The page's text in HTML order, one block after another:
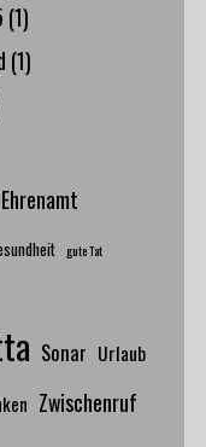
(1)
(1)
Ehrenamt
gute Tat
Sonar Urlaub
Zwischenruf